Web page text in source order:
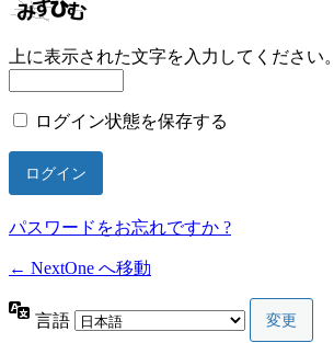
上に表示された文字を入力してください。
ログイン状態を保存する
パスワードをお忘れですか ?
← NextOne へ移動
言語